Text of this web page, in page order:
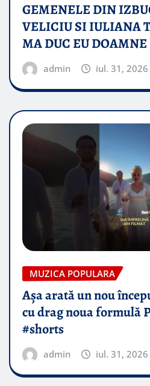
GEMENELE DIN
VELICIU SI IULIANA
MA DUC EU DOAMNE
admin iul. 31, 2026
MUZICA POPULARA
Așa arată un nou
cu drag noua formulă
#shorts
admin iul. 31, 2026